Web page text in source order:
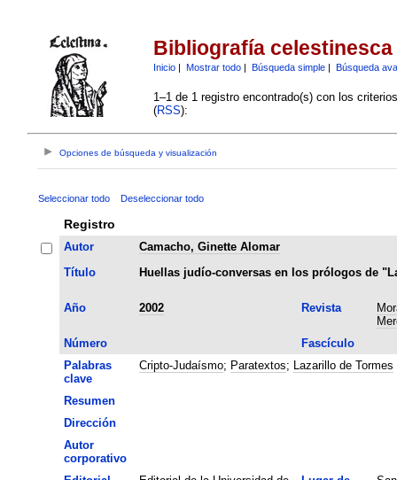
Bibliografía celestinesca
Inicio| Mostrar todo| Búsqueda simple| Búsqueda
1–1 de 1 registro encontrado(s) con los
(RSS):
Opciones de búsqueda y visualización
Seleccionar todo Deseleccionar todo
Registro
Autor
Camacho, Ginette Alomar
Título
Huellas judío-conversas en los prólogos de
Año 2002 Revista
Número
Fascículo
Palabras
clave
Cripto-Judaísmo; Paratextos; Lazarillo de Tormes
Resumen
Dirección
Autor
corporativo